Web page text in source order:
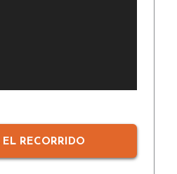
EL RECORRIDO